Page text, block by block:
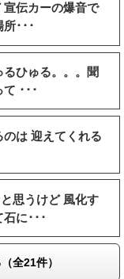
宣伝カーの爆音で
･･･
ひゅる。。。聞
･･･
は 迎えてくれる
思うけど 風化す
に･･･
全21件）